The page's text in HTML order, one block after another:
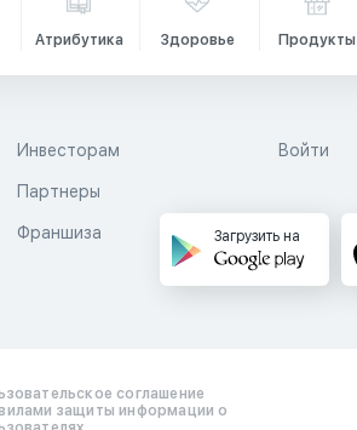
Атрибутика Здоровье Продукты
Инвесторам
Партнеры
Франшиза
Войти
Загрузить на
соглашение
защиты информации о